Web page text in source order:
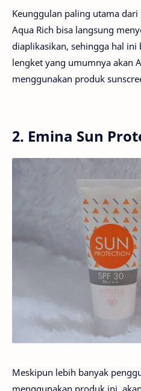
Keunggulan paling utama
Aqua Rich bisa langsung
diaplikasikan, sehingga hal ini
lengket yang umumnya akan
menggunakan produk
2. Emina Sun
Meskipun lebih banyak
menggunakan produk ini,